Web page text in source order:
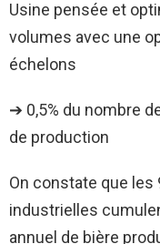
Usine pensée et
volumes avec une
échelons
➔ 0,5% du nombre
de production
On constate que
industrielles
annuel de bière